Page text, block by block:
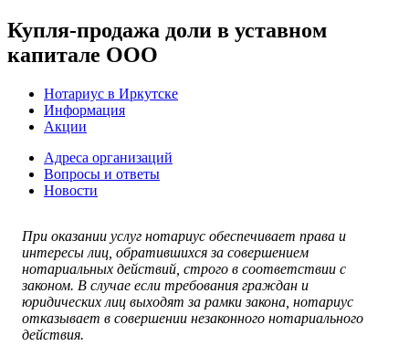
Купля-продажа доли в уставном
капитале ООО
Нотариус в Иркутске
Информация
Акции
Адреса организаций
Вопросы и ответы
Новости
При оказании услуг нотариус обеспечивает права и
интересы лиц, обратившихся за совершением
нотариальных действий, строго в соответствии с
законом. В случае если требования граждан и
юридических лиц выходят за рамки закона, нотариус
отказывает в совершении незаконного нотариального
действия.